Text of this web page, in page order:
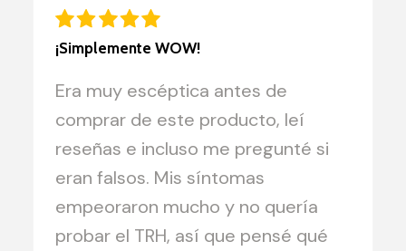
¡Simplemente WOW!
Era muy escéptica antes de
comprar de este producto, leí
reseñas e incluso me pregunté si
eran falsos. Mis síntomas
empeoraron mucho y no quería
probar el TRH, así que pensé qué